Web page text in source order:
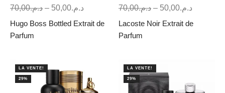
د.م.70,00 – د.م.50,00
Hugo Boss Bottled Extrait de
Parfum
د.م.70,00 – د.م.50,00
Lacoste Noir Extrait de
Parfum
LA VENTE!
29%
LA VENTE!
29%